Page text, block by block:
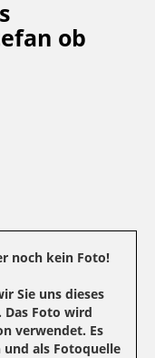
ob
noch kein Foto!
Sie uns dieses
Foto wird
verwendet. Es
und als Fotoquelle